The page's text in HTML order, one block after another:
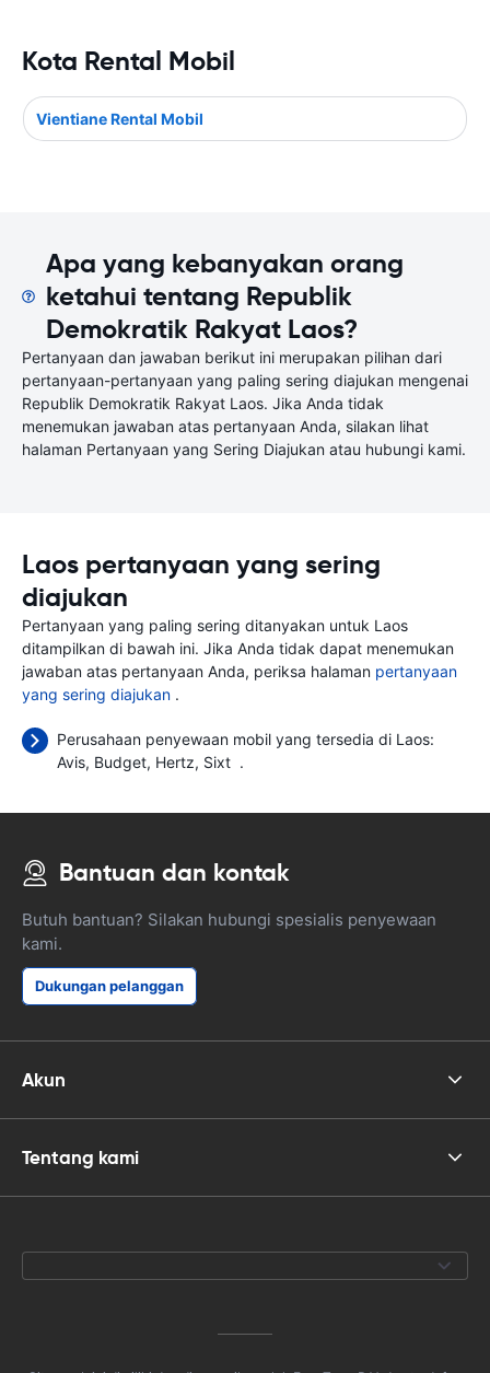
Kota Rental Mobil
Vientiane Rental Mobil
Apa yang kebanyakan orang
ketahui tentang Republik
Demokratik Rakyat Laos?
Pertanyaan dan jawaban berikut ini merupakan pilihan dari
pertanyaan-pertanyaan yang paling sering diajukan mengenai
Republik Demokratik Rakyat Laos. Jika Anda tidak
menemukan jawaban atas pertanyaan Anda, silakan lihat
halaman Pertanyaan yang Sering Diajukan atau hubungi kami.
Laos pertanyaan yang sering
diajukan
Pertanyaan yang paling sering ditanyakan untuk Laos
ditampilkan di bawah ini. Jika Anda tidak dapat menemukan
jawaban atas pertanyaan Anda, periksa halaman pertanyaan
yang sering diajukan .
Perusahaan penyewaan mobil yang tersedia di Laos:
Avis Budget Hertz Sixt .
Bantuan dan kontak
Butuh bantuan? Silakan hubungi spesialis penyewaan
kami.
Dukungan pelanggan
Akun
Tentang kami